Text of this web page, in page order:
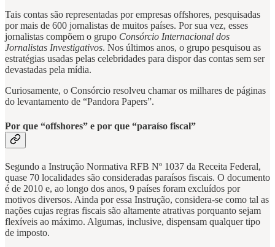
Tais contas são representadas por empresas offshores, pesquisadas
por mais de 600 jornalistas de muitos países. Por sua vez, esses
jornalistas compõem o grupo Consórcio Internacional dos
Jornalistas Investigativos. Nos últimos anos, o grupo pesquisou as
estratégias usadas pelas celebridades para dispor das contas sem ser
devastadas pela mídia.
Curiosamente, o Consórcio resolveu chamar os milhares de páginas
do levantamento de “Pandora Papers”.
Por que “offshores” e por que “paraíso fiscal”
Segundo a Instrução Normativa RFB Nº 1037 da Receita Federal,
quase 70 localidades são consideradas paraísos fiscais. O documento
é de 2010 e, ao longo dos anos, 9 países foram excluídos por
motivos diversos. Ainda por essa Instrução, considera-se como tal as
nações cujas regras fiscais são altamente atrativas porquanto sejam
flexíveis ao máximo. Algumas, inclusive, dispensam qualquer tipo
de imposto.